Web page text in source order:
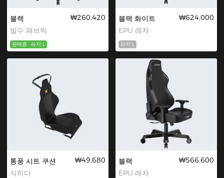
블랙
발수 패브릭
₩260,420
판매중 라지 L
블랙 화이트
EPU 레자
₩624,000
라지 L
통풍 시트 쿠션
식히다
₩49,680
블랙
EPU 레자
₩566,600